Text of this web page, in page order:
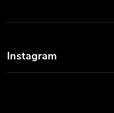
Instagram